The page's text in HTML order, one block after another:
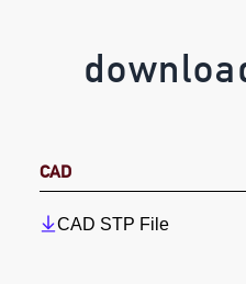
CAD
CAD STP File